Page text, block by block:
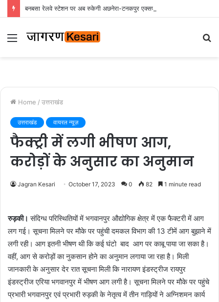
Menu
Home / उत्तराखंड
उत्तराखंड वायरल न्यूज़
फैक्ट्री में लगी भीषण आग,
करोड़ों के अनुसार का अनुमान
Jagran Kesari October 17, 2023 0 82 1 minute read
रुड़की। संदिग्ध परिस्थितियों में भगवानपुर औद्योगिक क्षेत्र में एक फैक्टरी में आग
लग गई। सूचना मिलने पर मौके पर पहुंची दमकल विभाग की 13 टीमें आग बुझाने में
लगी रही। आग इतनी भीषण थी कि कई घंटो बाद आग पर काबू पाया जा सका है।
वहीं, आग से करोड़ों का नुकसान होने का अनुमान लगाया जा रहा है। मिली
जानकारी के अनुसार देर रात सूचना मिली कि नारायण इंडस्ट्रीज रायपुर
इंडस्ट्रीज एरिया भगवानपुर में भीषण आग लगी है। सूचना मिलने पर मौके पर पहुंचे
प्रभारी भगवानपुर एवं प्रभारी रुड़की के नेतृत्व में तीन गाड़ियों ने अग्निशमन कार्य